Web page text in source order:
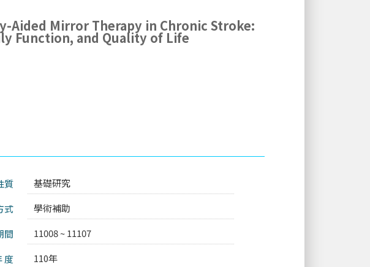
Aided Mirror Therapy in Chronic Stroke:
Function, and Quality of Life
質
基礎研究
式
學術補助
間
11008 ~ 11107
度
110年